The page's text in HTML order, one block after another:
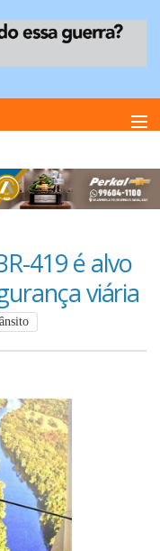
419 é alvo
viária